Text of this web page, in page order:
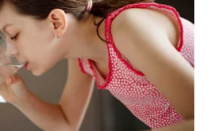
মজার ব্যাপার হল তাঁর
পড়ে রয়েছে।
আগে সোনিয়ার প্রবেশ